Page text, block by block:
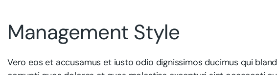
Management Style
Vero eos et accusamus et iusto odio dignissimos ducimus qui